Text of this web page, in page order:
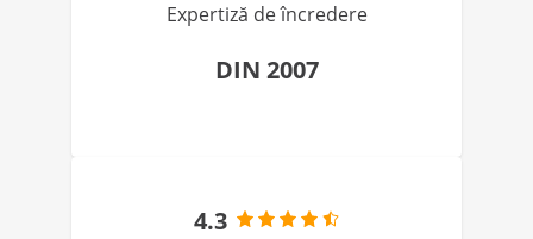
Expertiză de încredere
DIN 2007
4.3